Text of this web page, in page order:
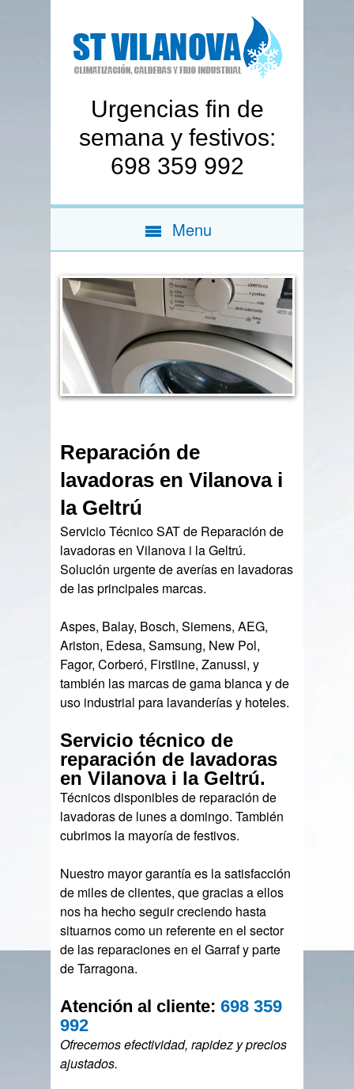
Urgencias fin de
semana y festivos:
698 359 992
Menu
Reparación de
lavadoras en Vilanova i
la Geltrú
Servicio Técnico SAT de Reparación de
lavadoras en Vilanova i la Geltrú.
Solución urgente de averías en lavadoras
de las principales marcas.
Aspes, Balay, Bosch, Siemens, AEG,
Ariston, Edesa, Samsung, New Pol,
Fagor, Corberó, Firstline, Zanussi, y
también las marcas de gama blanca y de
uso industrial para lavanderías y hoteles.
Servicio técnico de
reparación de lavadoras
en Vilanova i la Geltrú.
Técnicos disponibles de reparación de
lavadoras de lunes a domingo. También
cubrimos la mayoría de festivos.
Nuestro mayor garantía es la satisfacción
de miles de clientes, que gracias a ellos
nos ha hecho seguir creciendo hasta
situarnos como un referente en el sector
de las reparaciones en el Garraf y parte
de Tarragona.
Atención al cliente:698 359
992
Ofrecemos efectividad, rapidez y precios
ajustados.